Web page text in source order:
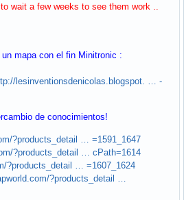
wait a few weeks to see them work ..
mapa con el fin Minitronic :
lesinventionsdenicolas.blogspot. … -
de conocimientos!
?products_detail … =1591_1647
?products_detail … cPath=1614
?products_detail … =1607_1624
?products_detail …